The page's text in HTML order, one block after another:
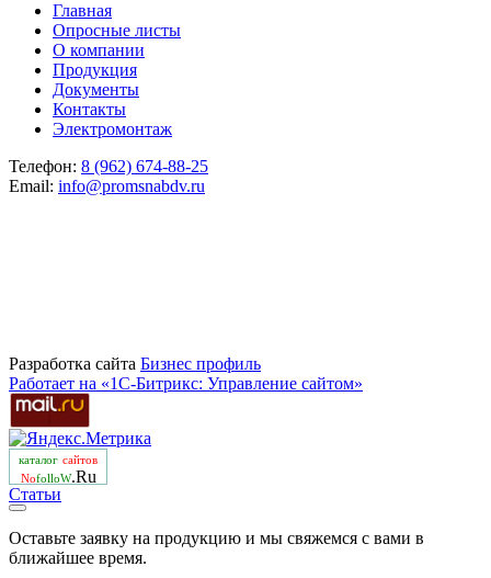
Главная
Опросные листы
О компании
Продукция
Документы
Контакты
Электромонтаж
Телефон: 8 (962) 674-88-25
Email: info@promsnabdv.ru
Разработка сайта Бизнеc профиль
Работает на «1С-Битрикс: Управление сайтом»
каталог сайтов
NofolloW.Ru
Статьи
Оставьте заявку на продукцию и мы свяжемся с вами в
ближайшее время.